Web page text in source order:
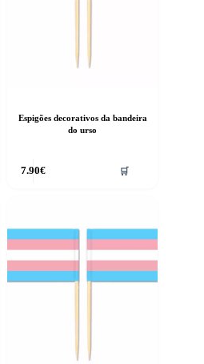
Espigões decorativos da bandeira
do urso
7.90€ 🛒